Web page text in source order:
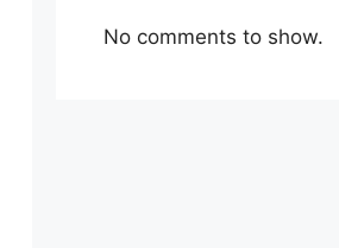
No comments to show.